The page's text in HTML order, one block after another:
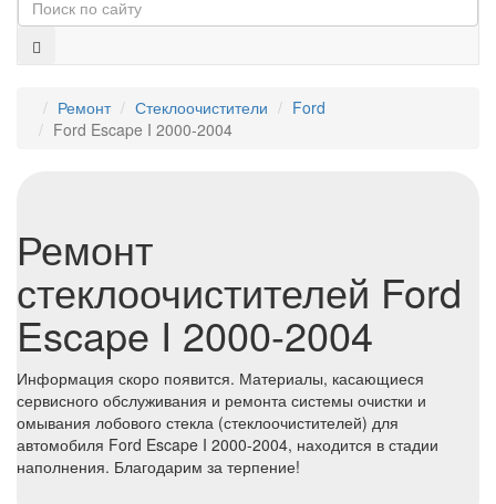
Ремонт Стеклоочистители
Ford
Ford Escape I 2000-2004
Ремонт
стеклоочистителей Ford
Escape I 2000-2004
Информация скоро появится. Материалы, касающиеся
сервисного обслуживания и ремонта системы очистки и
омывания лобового стекла (стеклоочистителей) для
автомобиля Ford Escape I 2000-2004, находится в стадии
наполнения. Благодарим за терпение!